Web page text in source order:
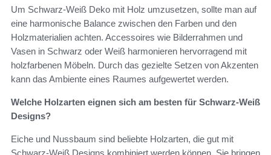
Um Schwarz-Weiß Deko mit Holz umzusetzen, sollte man auf
eine harmonische Balance zwischen den Farben und den
Holzmaterialien achten. Accessoires wie Bilderrahmen und
Vasen in Schwarz oder Weiß harmonieren hervorragend mit
holzfarbenen Möbeln. Durch das gezielte Setzen von Akzenten
kann das Ambiente eines Raumes aufgewertet werden.
Welche Holzarten eignen sich am besten für Schwarz-Weiß
Designs?
Eiche und Nussbaum sind beliebte Holzarten, die gut mit